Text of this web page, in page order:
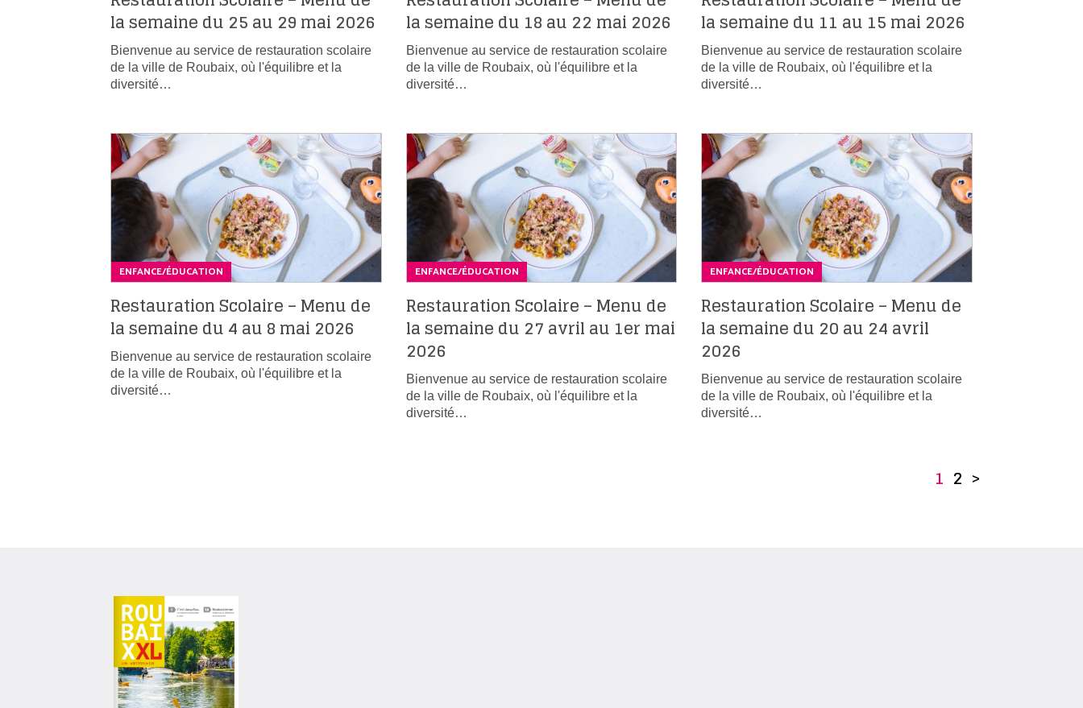
la semaine du 25 au 29 mai 2026
Bienvenue au service de restauration scolaire
de la ville de Roubaix, où l'équilibre et la
diversité…
la semaine du 18 au 22 mai 2026
Bienvenue au service de restauration scolaire
de la ville de Roubaix, où l'équilibre et la
diversité…
la semaine du 11 au 15 mai 2026
Bienvenue au service de restauration scolaire
de la ville de Roubaix, où l'équilibre et la
diversité…
ENFANCE/ÉDUCATION
Restauration Scolaire – Menu de
la semaine du 4 au 8 mai 2026
Bienvenue au service de restauration scolaire
de la ville de Roubaix, où l'équilibre et la
diversité…
ENFANCE/ÉDUCATION
Restauration Scolaire – Menu de
la semaine du 27 avril au 1er mai
2026
Bienvenue au service de restauration scolaire
de la ville de Roubaix, où l'équilibre et la
diversité…
ENFANCE/ÉDUCATION
Restauration Scolaire – Menu de
la semaine du 20 au 24 avril
2026
Bienvenue au service de restauration scolaire
de la ville de Roubaix, où l'équilibre et la
diversité…
1 2 >